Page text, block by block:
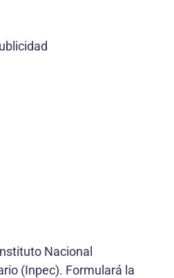
Nacional
(Inpec). Formulará la